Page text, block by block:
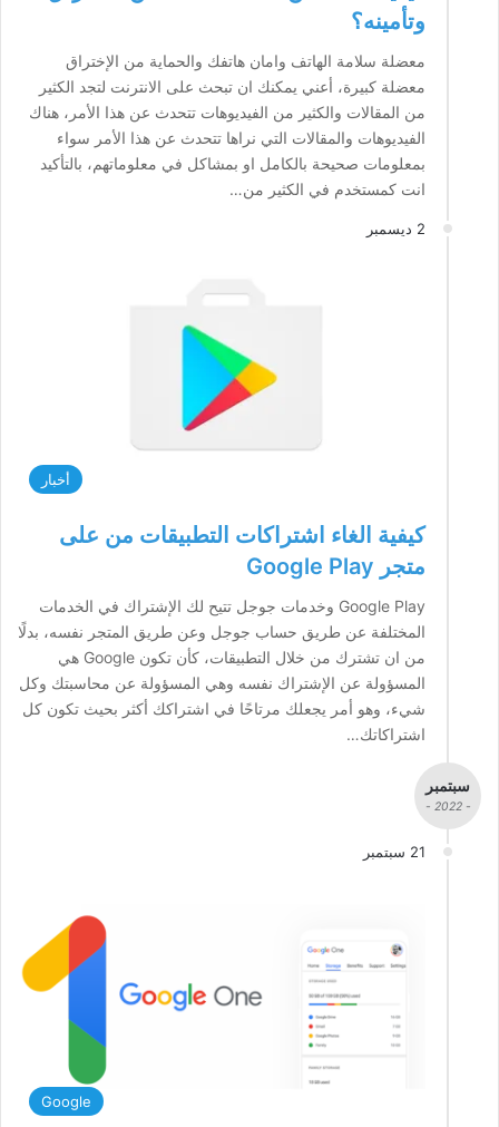
وتأمينه؟
معضلة سلامة الهاتف وامان هاتفك والحماية من الإختراق
معضلة كبيرة، أعني يمكنك ان تبحث على الانترنت لتجد الكثير
من المقالات والكثير من الفيديوهات تتحدث عن هذا الأمر، هناك
الفيديوهات والمقالات التي نراها تتحدث عن هذا الأمر سواء
بمعلومات صحيحة بالكامل او بمشاكل في معلوماتهم، بالتأكيد
انت كمستخدم في الكثير من…
2 ديسمبر
أخبار
كيفية الغاء اشتراكات التطبيقات من على
متجر Google Play
Google Play وخدمات جوجل تتيح لك الإشتراك في الخدمات
المختلفة عن طريق حساب جوجل وعن طريق المتجر نفسه، بدلًا
من ان تشترك من خلال التطبيقات، كأن تكون Google هي
المسؤولة عن الإشتراك نفسه وهي المسؤولة عن محاسبتك وكل
شيء، وهو أمر يجعلك مرتاحًا في اشتراكك أكثر بحيث تكون كل
اشتراكاتك…
سبتمبر
- 2022 -
21 سبتمبر
Google